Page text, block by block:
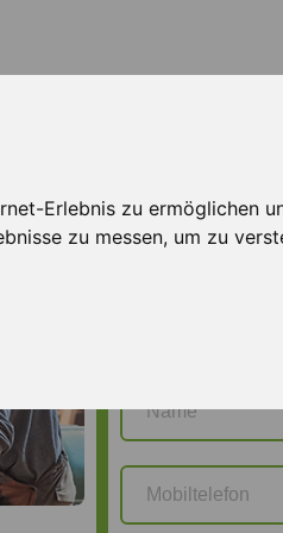
Erlebnis zu ermöglichen
zu messen, um zu
Jetzt